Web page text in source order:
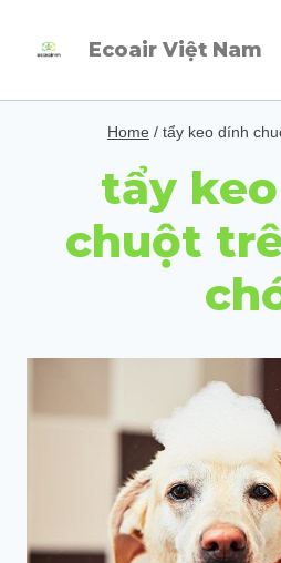
Ecoair Việt Nam
Home / tẩy keo dính
tẩy
chuột